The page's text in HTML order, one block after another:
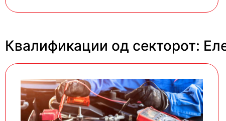
Квалификации од секторот: